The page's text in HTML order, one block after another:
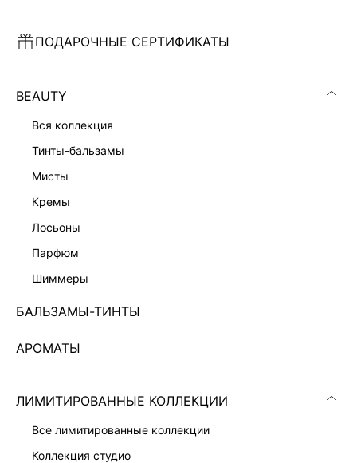
ПОДАРОЧНЫЕ СЕРТИФИКАТЫ
BEAUTY
вся коллекция
тинты-бальзамы
мисты
кремы
лосьоны
парфюм
шиммеры
БАЛЬЗАМЫ-ТИНТЫ
АРОМАТЫ
ЛИМИТИРОВАННЫЕ КОЛЛЕКЦИИ
все лимитированные коллекции
коллекция студио
6 599 ₽